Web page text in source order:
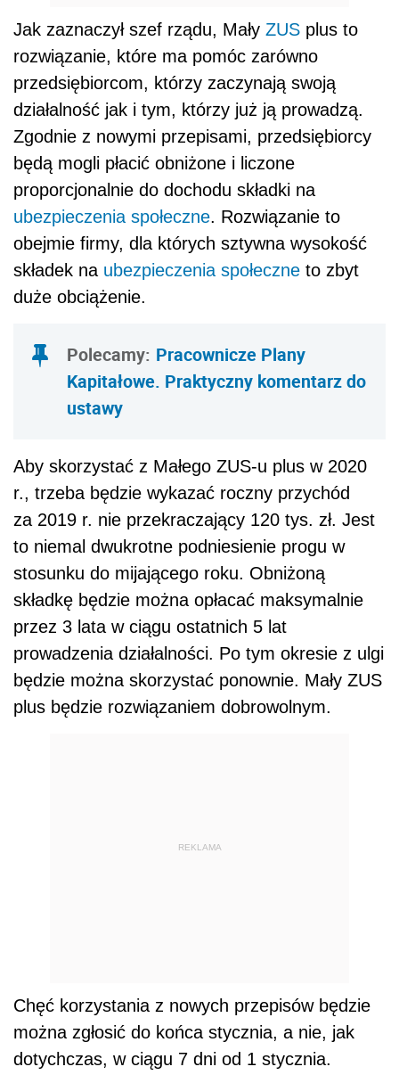
Jak zaznaczył szef rządu, Mały ZUS plus to
rozwiązanie, które ma pomóc zarówno
przedsiębiorcom, którzy zaczynają swoją
działalność jak i tym, którzy już ją prowadzą.
Zgodnie z nowymi przepisami, przedsiębiorcy
będą mogli płacić obniżone i liczone
proporcjonalnie do dochodu składki na
ubezpieczenia społeczne. Rozwiązanie to
obejmie firmy, dla których sztywna wysokość
składek na ubezpieczenia społeczne to zbyt
duże obciążenie.
Polecamy: Pracownicze Plany
Kapitałowe. Praktyczny komentarz do
ustawy
Aby skorzystać z Małego ZUS-u plus w 2020
r., trzeba będzie wykazać roczny przychód
za 2019 r. nie przekraczający 120 tys. zł. Jest
to niemal dwukrotne podniesienie progu w
stosunku do mijającego roku. Obniżoną
składkę będzie można opłacać maksymalnie
przez 3 lata w ciągu ostatnich 5 lat
prowadzenia działalności. Po tym okresie z ulgi
będzie można skorzystać ponownie. Mały ZUS
plus będzie rozwiązaniem dobrowolnym.
REKLAMA
Chęć korzystania z nowych przepisów będzie
można zgłosić do końca stycznia, a nie, jak
dotychczas, w ciągu 7 dni od 1 stycznia.